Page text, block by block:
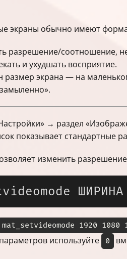
экраны обычно имеют
разрешение/соотношение,
и ухудшать восприятие.
размер экрана — на
→ раздел
показывает стандартные
изменить
mat_setvideomode 1920 1080
используйте
0